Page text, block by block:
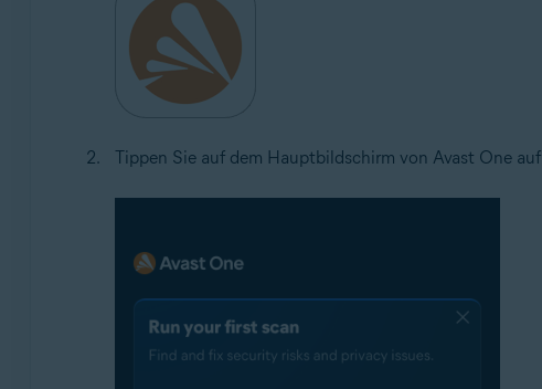
Tippen Sie auf dem Hauptbildschirm von Avast One auf